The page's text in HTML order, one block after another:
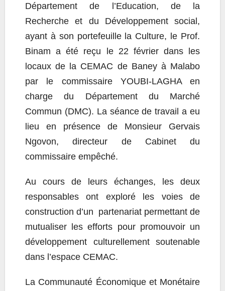
Département de l’Education, de la
Recherche et du Développement social,
ayant à son portefeuille la Culture, le Prof.
Binam a été reçu le 22 février dans les
locaux de la CEMAC de Baney à Malabo
par le commissaire YOUBI-LAGHA en
charge du Département du Marché
Commun (DMC). La séance de travail a eu
lieu en présence de Monsieur Gervais
Ngovon, directeur de Cabinet du
commissaire empêché.
Au cours de leurs échanges, les deux
responsables ont exploré les voies de
construction d’un partenariat permettant de
mutualiser les efforts pour promouvoir un
développement culturellement soutenable
dans l’espace CEMAC.
La Communauté Économique et Monétaire